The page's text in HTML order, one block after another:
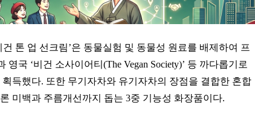
톤 업 선크림’은 동물실험 및 동물성 원료를 배제하여 프
영국 ‘비건 소사이어티(The Vegan Society)’ 등 까다롭기로
득했다. 또한 무기자차와 유기자차의 장점을 결합한 혼합
미백과 주름개선까지 돕는 3중 기능성 화장품이다.